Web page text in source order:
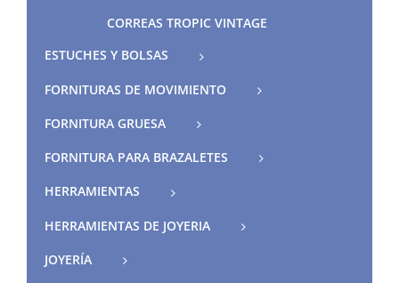
CORREAS TROPIC VINTAGE
ESTUCHES Y BOLSAS
FORNITURAS DE MOVIMIENTO
FORNITURA GRUESA
FORNITURA PARA BRAZALETES
HERRAMIENTAS
HERRAMIENTAS DE JOYERIA
JOYERÍA